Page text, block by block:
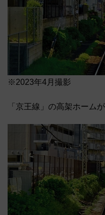
※2023年4月撮影
「京王線」の高架ホーム